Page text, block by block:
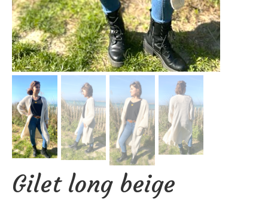
Gilet long beige